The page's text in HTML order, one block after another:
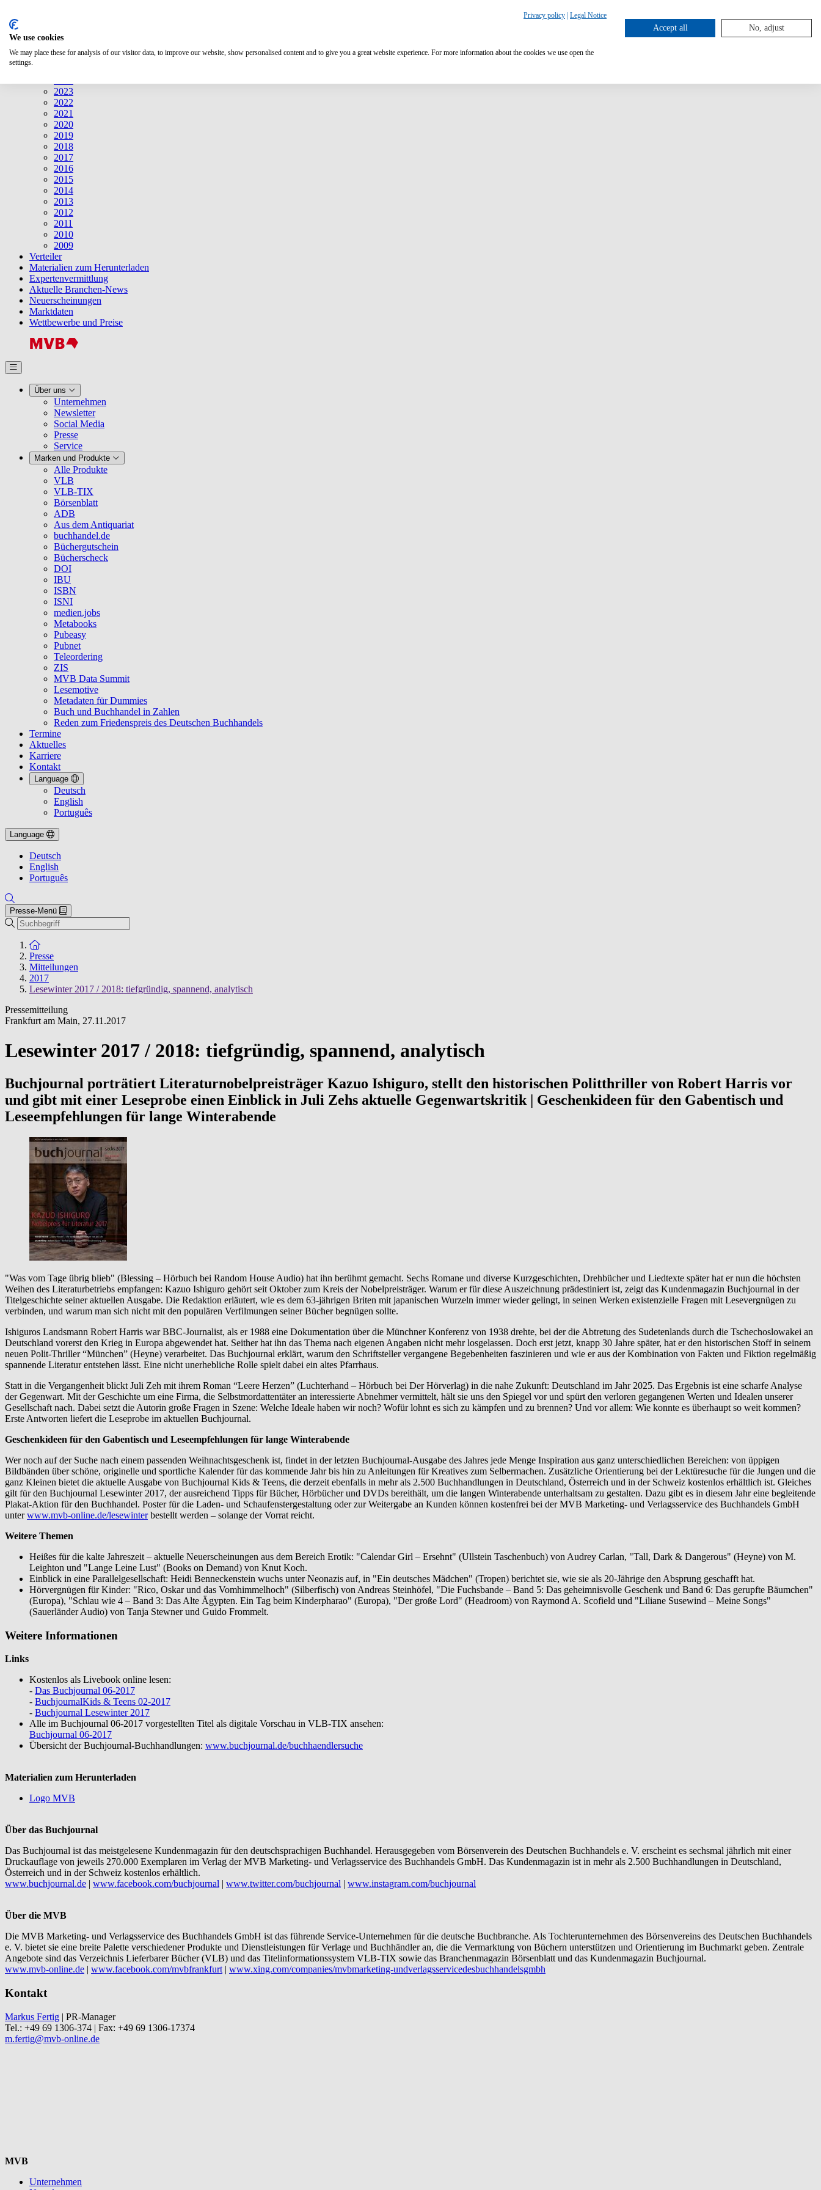
2026
2023
2022
2021
2020
2019
2018
2017
2016
2015
2014
2013
2012
2011
2010
2009
Verteiler
Materialien zum Herunterladen
Expertenvermittlung
Aktuelle Branchen-News
Neuerscheinungen
Marktdaten
Wettbewerbe und Preise
Über uns
Unternehmen
Newsletter
Social Media
Presse
Service
Marken und Produkte
Alle Produkte
VLB
VLB-TIX
Börsenblatt
ADB
Aus dem Antiquariat
buchhandel.de
Büchergutschein
Bücherscheck
DOI
IBU
ISBN
ISNI
medien.jobs
Metabooks
Pubeasy
Pubnet
Teleordering
ZIS
MVB Data Summit
Lesemotive
Metadaten für Dummies
Buch und Buchhandel in Zahlen
Reden zum Friedenspreis des Deutschen Buchhandels
Termine
Aktuelles
Karriere
Kontakt
Language
Deutsch
English
Português
Language
Deutsch
English
Português
Presse-Menü
Suche
Zur Startseite
Presse
Mitteilungen
2017
Lesewinter 2017 / 2018: tiefgründig, spannend, analytisch
Pressemitteilung
Frankfurt am Main, 27.11.2017
Lesewinter 2017 / 2018: tiefgründig, spannend, analytisch
Buchjournal porträtiert Literaturnobelpreisträger Kazuo Ishiguro, stellt den historischen Politthriller von Robert Harris vor
und gibt mit einer Leseprobe einen Einblick in Juli Zehs aktuelle Gegenwartskritik | Geschenkideen für den Gabentisch und
Leseempfehlungen für lange Winterabende
"Was vom Tage übrig blieb" (Blessing – Hörbuch bei Random House Audio) hat ihn berühmt gemacht. Sechs Romane und diverse Kurzgeschichten, Drehbücher und Liedtexte später hat er nun die höchsten
Weihen des Literaturbetriebs empfangen: Kazuo Ishiguro gehört seit Oktober zum Kreis der Nobelpreisträger. Warum er für diese Auszeichnung prädestiniert ist, zeigt das Kundenmagazin Buchjournal in der
Titelgeschichte seiner aktuellen Ausgabe. Die Redaktion erläutert, wie es dem 63-jährigen Briten mit japanischen Wurzeln immer wieder gelingt, in seinen Werken existenzielle Fragen mit Lesevergnügen zu
verbinden, und warum man sich nicht mit den populären Verfilmungen seiner Bücher begnügen sollte.
Ishiguros Landsmann Robert Harris war BBC-Journalist, als er 1988 eine Dokumentation über die Münchner Konferenz von 1938 drehte, bei der die Abtretung des Sudetenlands durch die Tschechoslowakei an
Deutschland vorerst den Krieg in Europa abgewendet hat. Seither hat ihn das Thema nach eigenen Angaben nicht mehr losgelassen. Doch erst jetzt, knapp 30 Jahre später, hat er den historischen Stoff in seinem
neuen Polit-Thriller “München” (Heyne) verarbeitet. Das Buchjournal erklärt, warum den Schriftsteller vergangene Begebenheiten faszinieren und wie er aus der Kombination von Fakten und Fiktion regelmäßig
spannende Literatur entstehen lässt. Eine nicht unerhebliche Rolle spielt dabei ein altes Pfarrhaus.
Statt in die Vergangenheit blickt Juli Zeh mit ihrem Roman “Leere Herzen” (Luchterhand – Hörbuch bei Der Hörverlag) in die nahe Zukunft: Deutschland im Jahr 2025. Das Ergebnis ist eine scharfe Analyse
der Gegenwart. Mit der Geschichte um eine Firma, die Selbstmordattentäter an interessierte Abnehmer vermittelt, hält sie uns den Spiegel vor und spürt den verloren gegangenen Werten und Idealen unserer
Gesellschaft nach. Dabei setzt die Autorin große Fragen in Szene: Welche Ideale haben wir noch? Wofür lohnt es sich zu kämpfen und zu brennen? Und vor allem: Wie konnte es überhaupt so weit kommen?
Erste Antworten liefert die Leseprobe im aktuellen Buchjournal.
Geschenkideen für den Gabentisch und Leseempfehlungen für lange Winterabende
Wer noch auf der Suche nach einem passenden Weihnachtsgeschenk ist, findet in der letzten Buchjournal-Ausgabe des Jahres jede Menge Inspiration aus ganz unterschiedlichen Bereichen: von üppigen
Bildbänden über schöne, originelle und sportliche Kalender für das kommende Jahr bis hin zu Anleitungen für Kreatives zum Selbermachen. Zusätzliche Orientierung bei der Lektüresuche für die Jungen und die
ganz Kleinen bietet die aktuelle Ausgabe von Buchjournal Kids & Teens, die derzeit ebenfalls in mehr als 2.500 Buchhandlungen in Deutschland, Österreich und in der Schweiz kostenlos erhältlich ist. Gleiches
gilt für den Buchjournal Lesewinter 2017, der ausreichend Tipps für Bücher, Hörbücher und DVDs bereithält, um die langen Winterabende unterhaltsam zu gestalten. Dazu gibt es in diesem Jahr eine begleitende
Plakat-Aktion für den Buchhandel. Poster für die Laden- und Schaufenstergestaltung oder zur Weitergabe an Kunden können kostenfrei bei der MVB Marketing- und Verlagsservice des Buchhandels GmbH
unterwww.mvb-online.de/lesewinterbestellt werden – solange der Vorrat reicht.
Weitere Themen
Heißes für die kalte Jahreszeit – aktuelle Neuerscheinungen aus dem Bereich Erotik: "Calendar Girl – Ersehnt" (Ullstein Taschenbuch) von Audrey Carlan, "Tall, Dark & Dangerous" (Heyne) von M.
Leighton und "Lange Leine Lust" (Books on Demand) von Knut Koch.
Einblick in eine Parallelgesellschaft: Heidi Benneckenstein wuchs unter Neonazis auf, in "Ein deutsches Mädchen" (Tropen) berichtet sie, wie sie als 20-Jährige den Absprung geschafft hat.
Hörvergnügen für Kinder: "Rico, Oskar und das Vomhimmelhoch" (Silberfisch) von Andreas Steinhöfel, "Die Fuchsbande – Band 5: Das geheimnisvolle Geschenk und Band 6: Das gerupfte Bäumchen"
(Europa), "Schlau wie 4 – Band 3: Das Alte Ägypten. Ein Tag beim Kinderpharao" (Europa), "Der große Lord" (Headroom) von Raymond A. Scofield und "Liliane Susewind – Meine Songs"
(Sauerländer Audio) von Tanja Stewner und Guido Frommelt.
Weitere Informationen
Links
Kostenlos als Livebook online lesen:
- Das Buchjournal 06-2017
- BuchjournalKids & Teens 02-2017
- Buchjournal Lesewinter 2017
Alle im Buchjournal 06-2017 vorgestellten Titel als digitale Vorschau in VLB-TIX ansehen:
Buchjournal 06-2017
Übersicht der Buchjournal-Buchhandlungen: www.buchjournal.de/buchhaendlersuche
Materialien zum Herunterladen
Logo MVB
Über das Buchjournal
Das Buchjournal ist das meistgelesene Kundenmagazin für den deutschsprachigen Buchhandel. Herausgegeben vom Börsenverein des Deutschen Buchhandels e. V. erscheint es sechsmal jährlich mit einer
Druckauflage von jeweils 270.000 Exemplaren im Verlag der MVB Marketing- und Verlagsservice des Buchhandels GmbH. Das Kundenmagazin ist in mehr als 2.500 Buchhandlungen in Deutschland,
Österreich und in der Schweiz kostenlos erhältlich.
www.buchjournal.de | www.facebook.com/buchjournal | www.twitter.com/buchjournal | www.instagram.com/buchjournal
Über die MVB
Die MVB Marketing- und Verlagsservice des Buchhandels GmbH ist das führende Service-Unternehmen für die deutsche Buchbranche. Als Tochterunternehmen des Börsenvereins des Deutschen Buchhandels
e. V. bietet sie eine breite Palette verschiedener Produkte und Dienstleistungen für Verlage und Buchhändler an, die die Vermarktung von Büchern unterstützen und Orientierung im Buchmarkt geben. Zentrale
Angebote sind das Verzeichnis Lieferbarer Bücher (VLB) und das Titelinformationssystem VLB-TIX sowie das Branchenmagazin Börsenblatt und das Kundenmagazin Buchjournal.
www.mvb-online.de | www.facebook.com/mvbfrankfurt | www.xing.com/companies/mvbmarketing-undverlagsservicedesbuchhandelsgmbh
Kontakt
Markus Fertig | PR-Manager
Tel.: +49 69 1306-374 | Fax: +49 69 1306-17374
m.fertig@mvb-online.de
MVB
Unternehmen
Privacy policy Legal Notice
We use cookies
We may place these for analysis of our visitor data, to improve our website, show personalised content and to give you a great website experience. For more information about the cookies we use open the
settings.
Accept all No, adjust